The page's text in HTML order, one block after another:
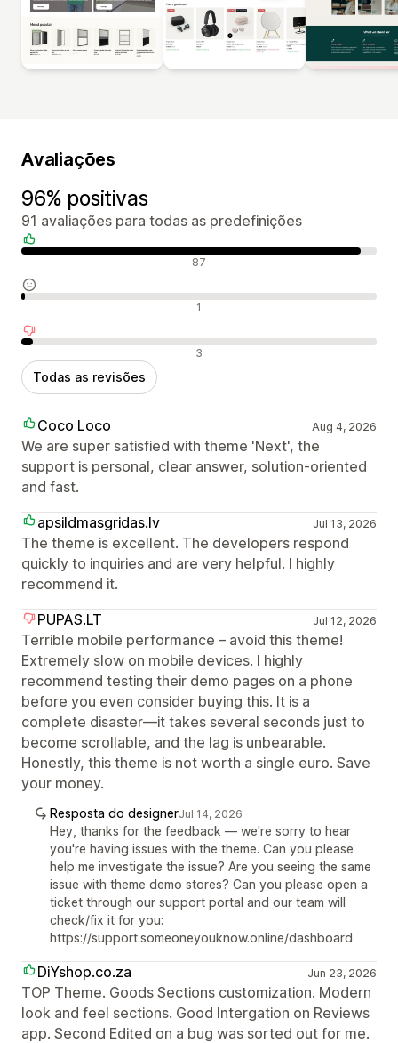
Avaliações
96% positivas
91 avaliações para todas as predefinições
Avaliações positivas 87
Avaliações neutras 1
Avaliações negativas 3
Todas as revisões
Coco Loco Aug 4, 2026
We are super satisfied with theme 'Next', the
support is personal, clear answer, solution-oriented
and fast.
apsildmasgridas.lv
Jul 13, 2026
The theme is excellent. The developers respond
quickly to inquiries and are very helpful. I highly
recommend it.
PUPAS.LT
Jul 12, 2026
Terrible mobile performance – avoid this theme!
Extremely slow on mobile devices. I highly
recommend testing their demo pages on a phone
before you even consider buying this. It is a
complete disaster—it takes several seconds just to
become scrollable, and the lag is unbearable.
Honestly, this theme is not worth a single euro. Save
your money.
Resposta do designerJul 14, 2026
Hey, thanks for the feedback — we're sorry to hear
you're having issues with the theme. Can you please
help me investigate the issue? Are you seeing the same
issue with theme demo stores? Can you please open a
ticket through our support portal and our team will
check/fix it for you:
https://support.someoneyouknow.online/dashboard
DiYshop.co.za Jun 23, 2026
TOP Theme. Goods Sections customization. Modern
look and feel sections. Good Intergation on Reviews
app. Second Edited on a bug was sorted out for me.